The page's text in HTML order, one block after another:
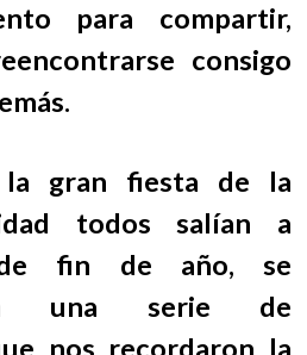
para compartir,
consigo
la gran fiesta de la
todos salían a
de fin de año, se
una serie de
nos recordaron la